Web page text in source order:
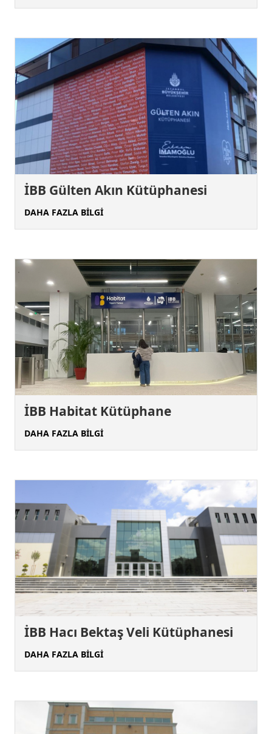
İBB Gülten Akın Kütüphanesi
DAHA FAZLA BİLGİ
İBB Habitat Kütüphane
DAHA FAZLA BİLGİ
İBB Hacı Bektaş Veli Kütüphanesi
DAHA FAZLA BİLGİ